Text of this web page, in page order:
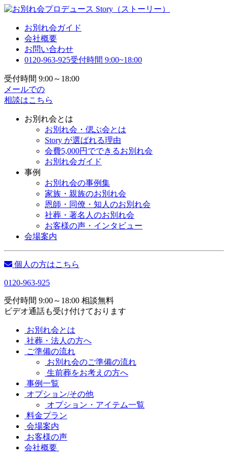
お別れ会ガイド
会社概要
お問い合わせ
0120-963-925受付時間 9:00~18:00
受付時間 9:00～18:00
メールでの
相談はこちら
お別れ会とは
お別れ会・偲ぶ会とは
Story が選ばれる理由
会費5,000円でできるお別れ会
お別れ会ガイド
事例
お別れ会の事例集
家族・親族のお別れ会
恩師・同僚・知人のお別れ会
社葬・著名人のお別れ会
お客様の声・インタビュー
会場案内
個人の方はこちら
0120-963-925
受付時間 9:00～18:00 相談無料
ビデオ通話も受け付けております
お別れ会とは
社葬・法人の方へ
ご準備の流れ
お別れ会のご準備の流れ
生前葬をお考えの方へ
事例一覧
オプション/その他
オプション・アイテム一覧
料金プラン
会場案内
お客様の声
会社概要